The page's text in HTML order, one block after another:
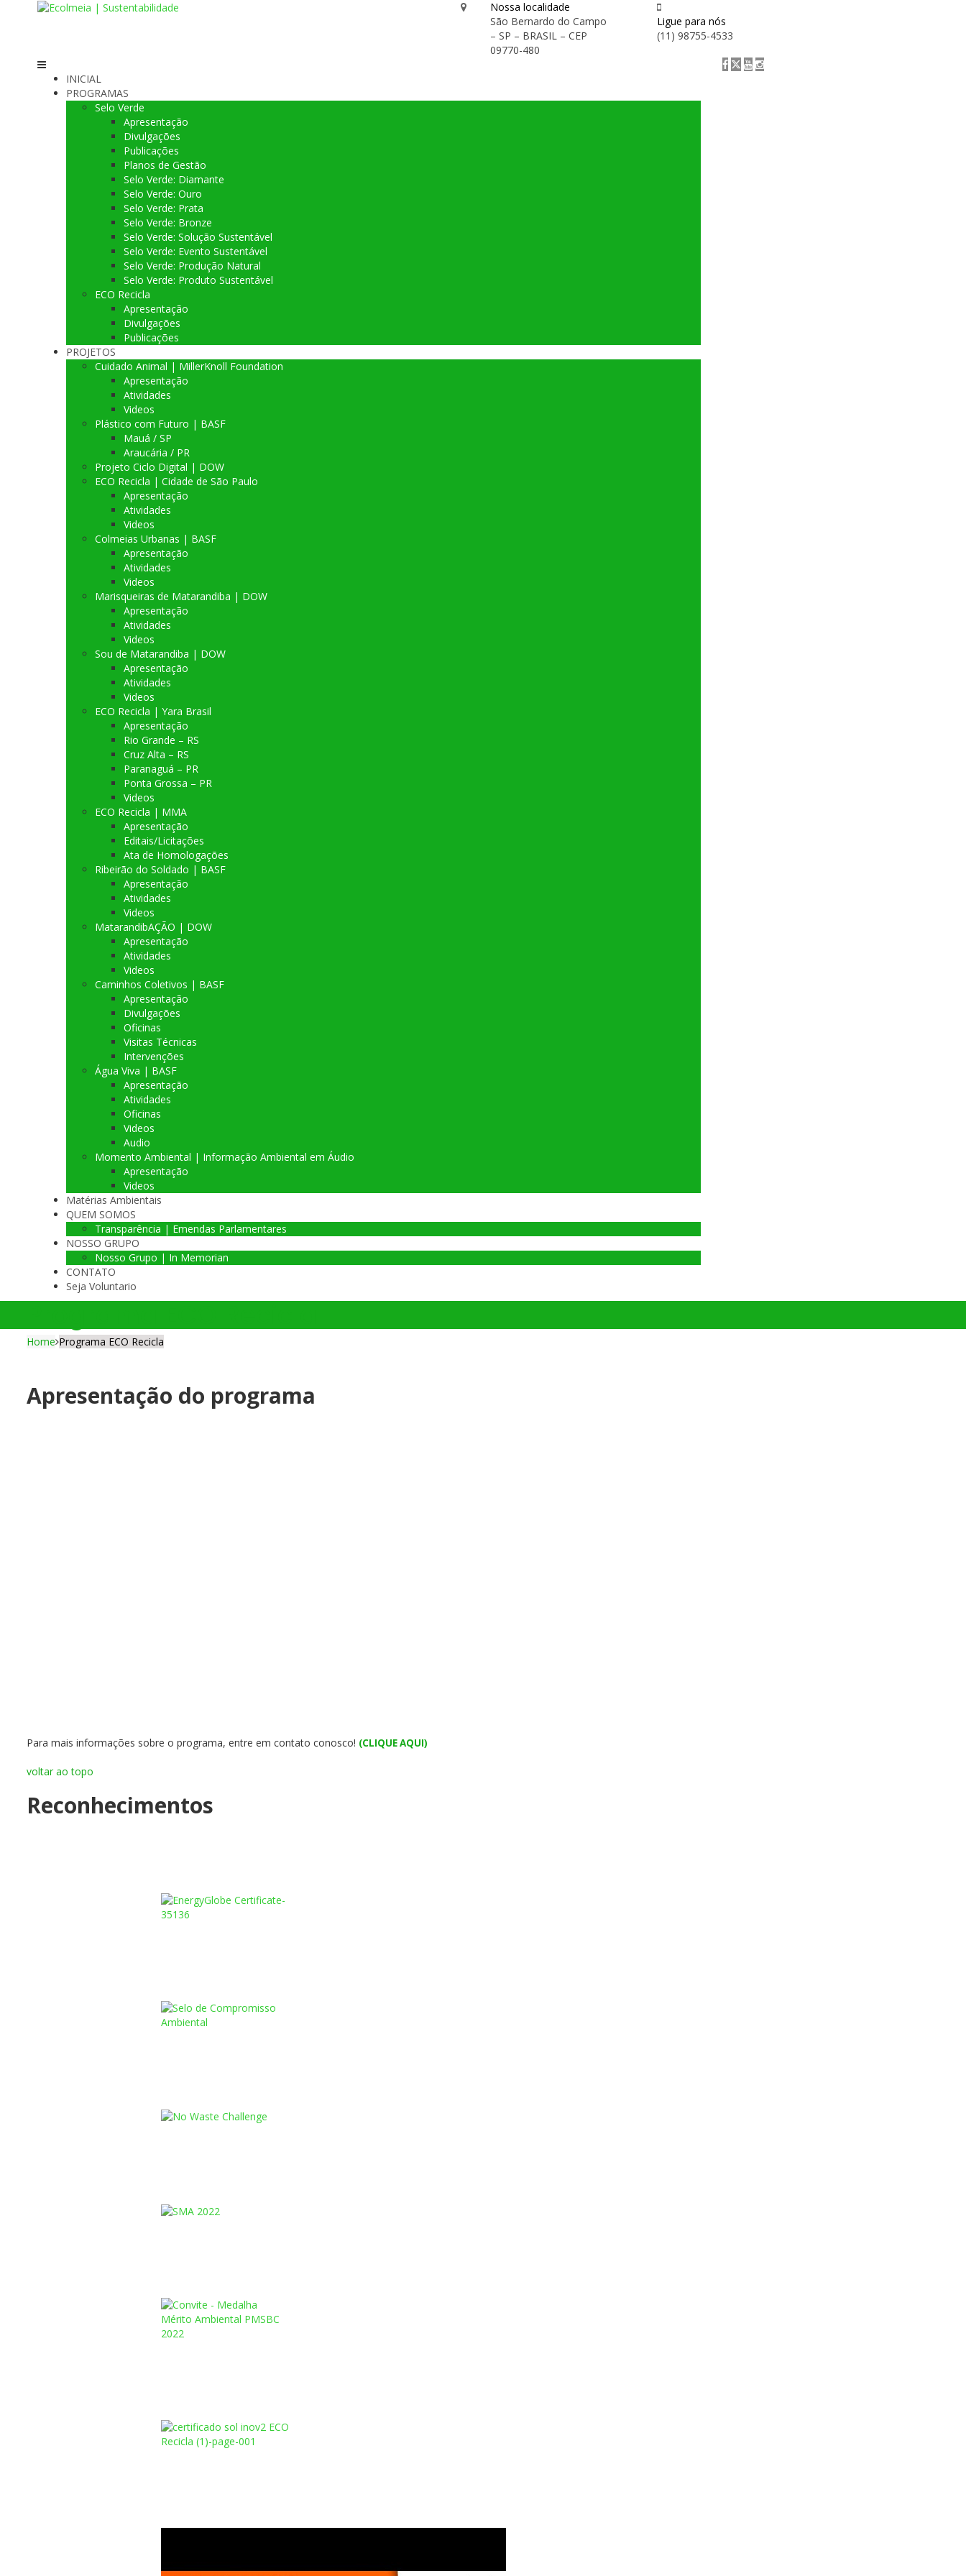
Nossa localidade
São Bernardo do Campo
– SP – BRASIL – CEP
09770-480
Ligue para nós
(11) 98755-4533
INICIAL
PROGRAMAS
Selo Verde
Apresentação
Divulgações
Publicações
Planos de Gestão
Selo Verde: Diamante
Selo Verde: Ouro
Selo Verde: Prata
Selo Verde: Bronze
Selo Verde: Solução Sustentável
Selo Verde: Evento Sustentável
Selo Verde: Produção Natural
Selo Verde: Produto Sustentável
ECO Recicla
Apresentação
Divulgações
Publicações
PROJETOS
Cuidado Animal | MillerKnoll Foundation
Apresentação
Atividades
Videos
Plástico com Futuro | BASF
Mauá / SP
Araucária / PR
Projeto Ciclo Digital | DOW
ECO Recicla | Cidade de São Paulo
Apresentação
Atividades
Videos
Colmeias Urbanas | BASF
Apresentação
Atividades
Videos
Marisqueiras de Matarandiba | DOW
Apresentação
Atividades
Videos
Sou de Matarandiba | DOW
Apresentação
Atividades
Videos
ECO Recicla | Yara Brasil
Apresentação
Rio Grande – RS
Cruz Alta – RS
Paranaguá – PR
Ponta Grossa – PR
Videos
ECO Recicla | MMA
Apresentação
Editais/Licitações
Ata de Homologações
Ribeirão do Soldado | BASF
Apresentação
Atividades
Videos
MatarandibAÇÃO | DOW
Apresentação
Atividades
Videos
Caminhos Coletivos | BASF
Apresentação
Divulgações
Oficinas
Visitas Técnicas
Intervenções
Água Viva | BASF
Apresentação
Atividades
Oficinas
Videos
Audio
Momento Ambiental | Informação Ambiental em Áudio
Apresentação
Videos
Matérias Ambientais
QUEM SOMOS
Transparência | Emendas Parlamentares
NOSSO GRUPO
Nosso Grupo | In Memorian
CONTATO
Seja Voluntario
Home Programa ECO Recicla
Apresentação do programa
Para mais informações sobre o programa, entre em contato conosco! (CLIQUE AQUI)
voltar ao topo
Reconhecimentos